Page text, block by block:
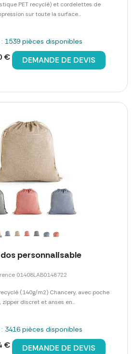
PET recyclé) et cordelettes de
sur toute la surface...
1539 pièces disponibles
€ DEMANDE DE DEVIS
personnalisable
01408LAB0148722
(140g/m2) Chancery, avec poche
zipper discret et anses en...
3416 pièces disponibles
€ DEMANDE DE DEVIS